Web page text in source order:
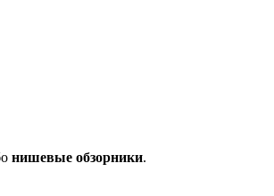
нишевые обзорники.